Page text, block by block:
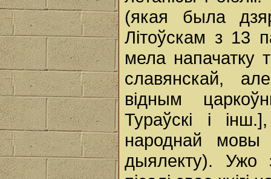
(якая была
Літоўскам з 13
мела напачатку
славянскай,
відным
Тураўскі і
народнай мовы
дыялекту). Ужо